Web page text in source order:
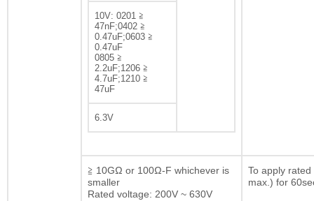
10V: 0201 ≧
47nF;0402 ≧
0.47uF;0603 ≧
0.47uF
0805 ≧
2.2uF;1206 ≧
4.7uF;1210 ≧
47uF
6.3V
≧ 10GΩ or 100Ω-F whichever is
smaller
Rated voltage: 200V ~ 630V
To apply
max.) for